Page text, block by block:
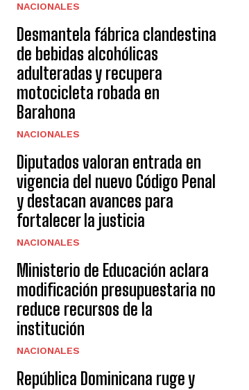
NACIONALES
Desmantela fábrica clandestina
de bebidas alcohólicas
adulteradas y recupera
motocicleta robada en
Barahona
NACIONALES
Diputados valoran entrada en
vigencia del nuevo Código Penal
y destacan avances para
fortalecer la justicia
NACIONALES
Ministerio de Educación aclara
modificación presupuestaria no
reduce recursos de la
institución
NACIONALES
República Dominicana ruge y